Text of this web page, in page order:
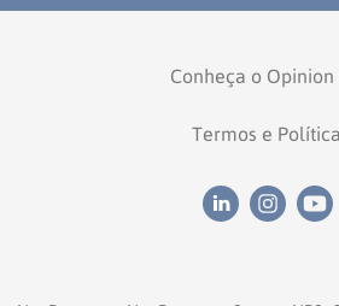
Conheça o Opinion
Termos e